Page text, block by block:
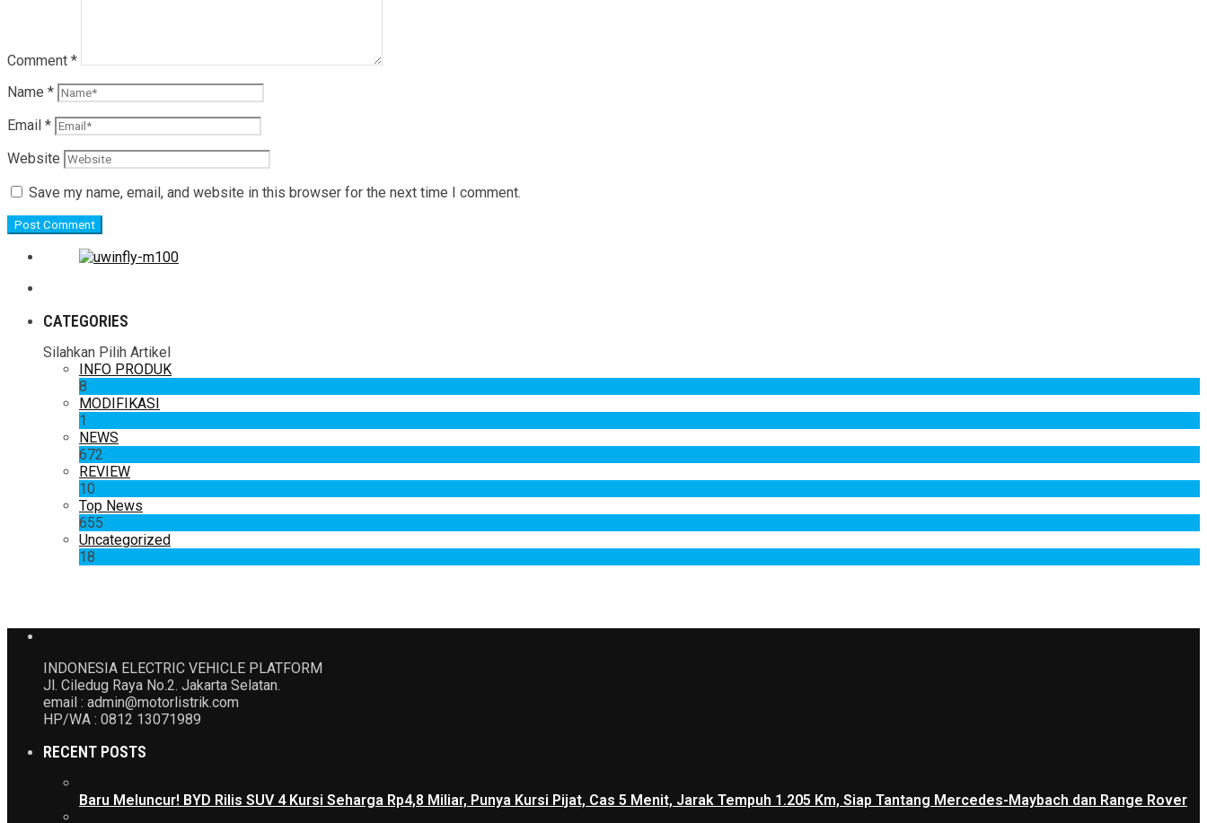
Comment *
Name *
Email *
Website
Save my name, email, and website in this browser for the next time I comment.
CATEGORIES
Silahkan Pilih Artikel
INFO PRODUK
8
MODIFIKASI
1
NEWS
672
REVIEW
10
Top News
655
Uncategorized
18
INDONESIA ELECTRIC VEHICLE PLATFORM
Jl. Ciledug Raya No.2. Jakarta Selatan.
email : admin@motorlistrik.com
HP/WA : 0812 13071989
RECENT POSTS
Baru Meluncur! BYD Rilis SUV 4 Kursi Seharga Rp4,8 Miliar, Punya Kursi Pijat, Cas 5 Menit, Jarak Tempuh 1.205 Km, Siap Tantang Mercedes-Maybach dan Range Rover